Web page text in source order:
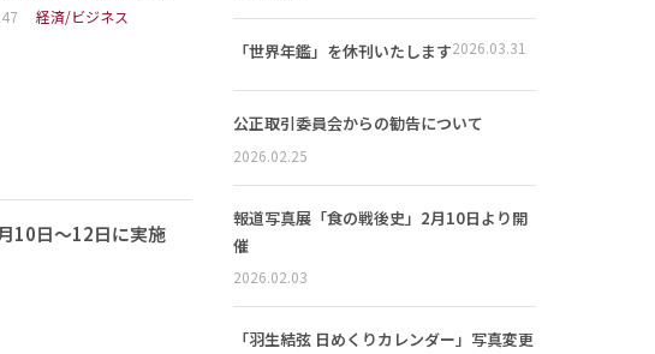
経済/ビジネス
10日～12日に実施
「世界年鑑」を休刊いたします2026.03.31
公正取引委員会からの勧告について
2026.02.25
報道写真展「食の戦後史」2月10日より開
催
2026.02.03
「羽生結弦 日めくりカレンダー」写真変更